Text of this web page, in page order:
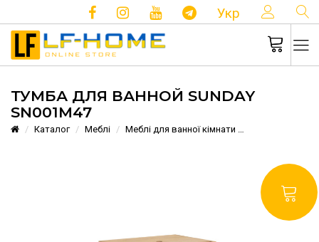
Укр
ТУМБА ДЛЯ ВАННОЙ SUNDAY
SN001M47
Каталог Меблі Меблі для ванної кімнати